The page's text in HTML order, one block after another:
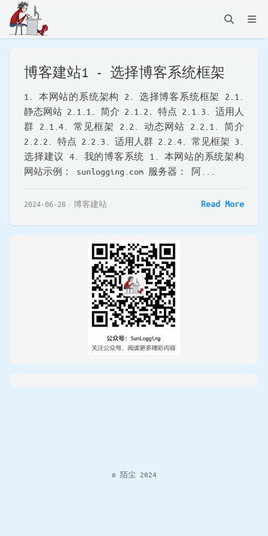
博客建站1 - 选择博客系统框架
1. 本网站的系统架构 2. 选择博客系统框架 2.1.
静态网站 2.1.1. 简介 2.1.2. 特点 2.1.3. 适用人
群 2.1.4. 常见框架 2.2. 动态网站 2.2.1. 简介
2.2.2. 特点 2.2.3. 适用人群 2.2.4. 常见框架 3.
选择建议 4. 我的博客系统 1. 本网站的系统架构
网站示例： sunlogging.com 服务器： 阿...
2024-06-28 博客建站 Read More
© 陌尘 2024